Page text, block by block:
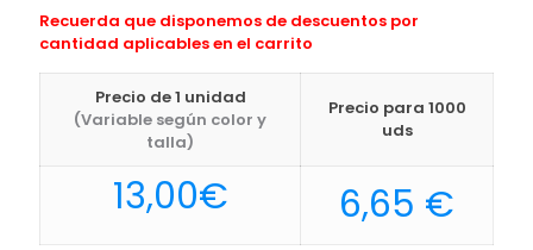
Recuerda que disponemos de descuentos por
cantidad aplicables en el carrito
Precio de 1 unidad
(Variable según color y
talla)
Precio para 1000
uds
13,00€ 6,65 €